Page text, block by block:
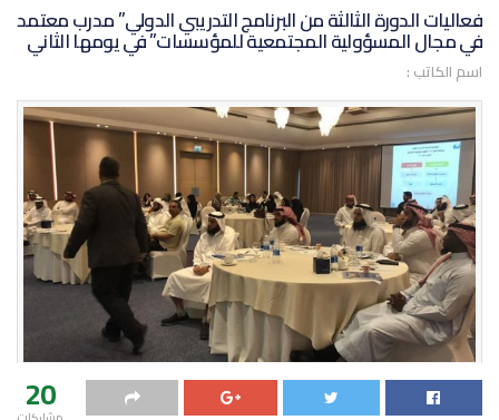
فعاليات الدورة الثالثة من البرنامج التدريبي الدولي” مدرب معتمد
في مجال المسؤولية المجتمعية للمؤسسات” في يومها الثاني
اسم الكاتب :
20